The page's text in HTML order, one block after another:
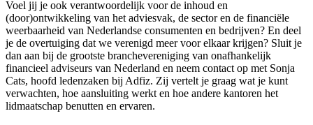
Voel jij je ook verantwoordelijk voor de inhoud en
(door)ontwikkeling van het adviesvak, de sector en de financiële
weerbaarheid van Nederlandse consumenten en bedrijven? En deel
je de overtuiging dat we verenigd meer voor elkaar krijgen? Sluit je
dan aan bij de grootste branchevereniging van onafhankelijk
financieel adviseurs van Nederland en neem contact op met Sonja
Cats, hoofd ledenzaken bij Adfiz. Zij vertelt je graag wat je kunt
verwachten, hoe aansluiting werkt en hoe andere kantoren het
lidmaatschap benutten en ervaren.